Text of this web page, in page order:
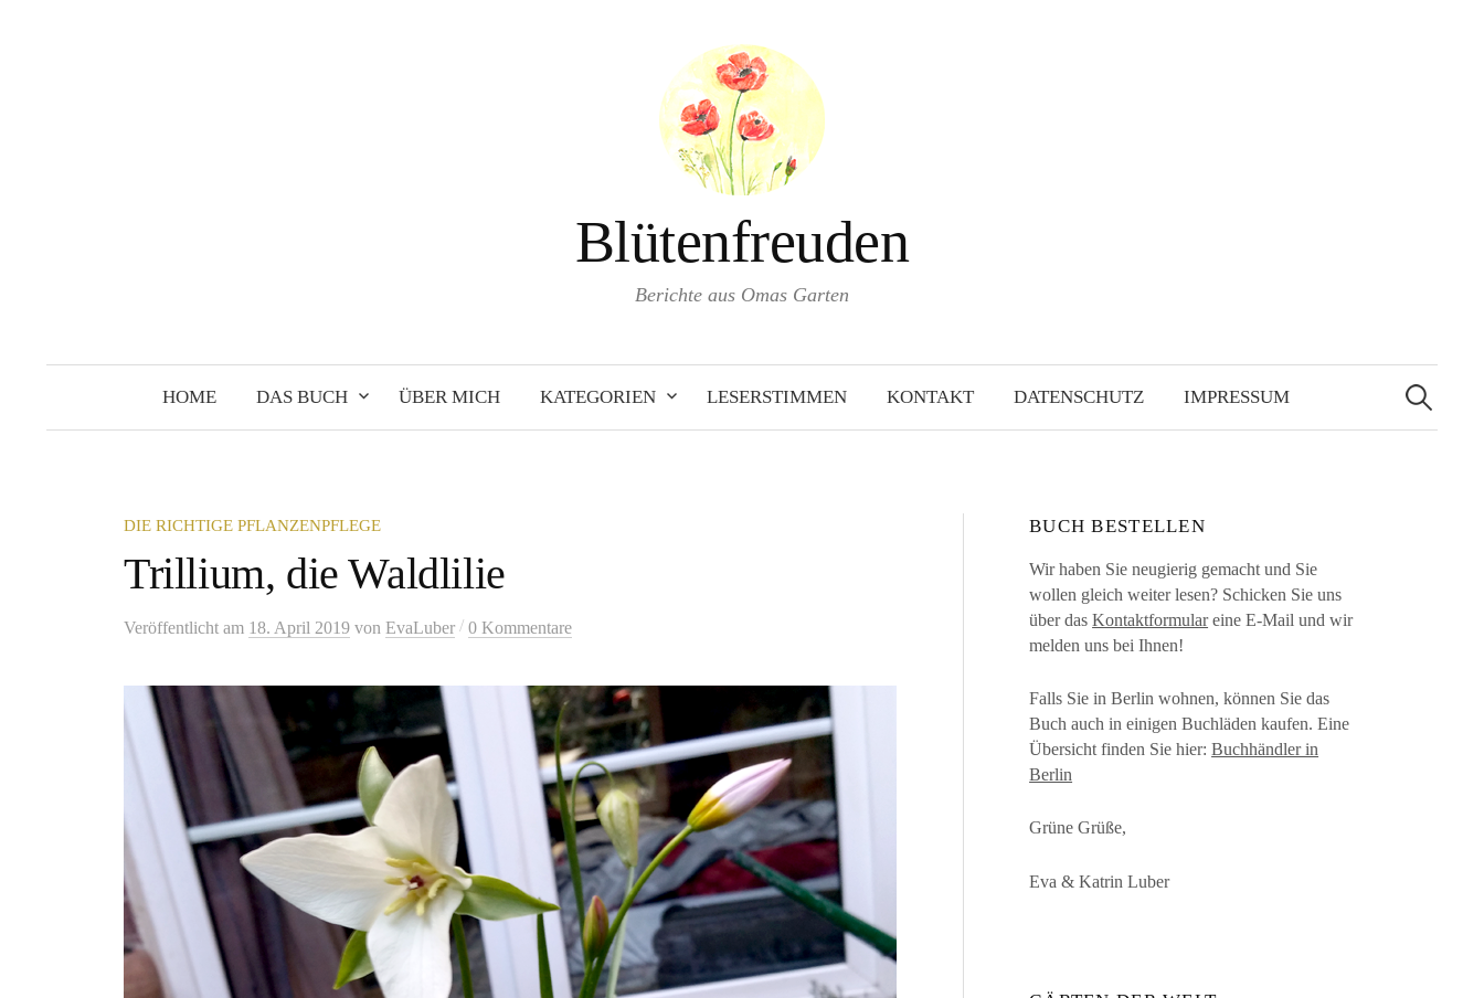
Blütenfreuden
Berichte aus Omas Garten
HOME DAS BUCH ÜBER MICH KATEGORIEN LESERSTIMMEN KONTAKT DATENSCHUTZ IMPRESSUM
Suchen
nach:
DIE RICHTIGE PFLANZENPFLEGE
Trillium, die Waldlilie
Veröffentlicht am 18. April 2019 von EvaLuber / 0 Kommentare
BUCH BESTELLEN
Wir haben Sie neugierig gemacht und Sie
wollen gleich weiter lesen? Schicken Sie uns
über dasKontaktformulareine E-Mail und wir
melden uns bei Ihnen!
Falls Sie in Berlin wohnen, können Sie das
Buch auch in einigen Buchläden kaufen. Eine
Übersicht finden Sie hier:Buchhändler in
Berlin
Grüne Grüße,
Eva & Katrin Luber